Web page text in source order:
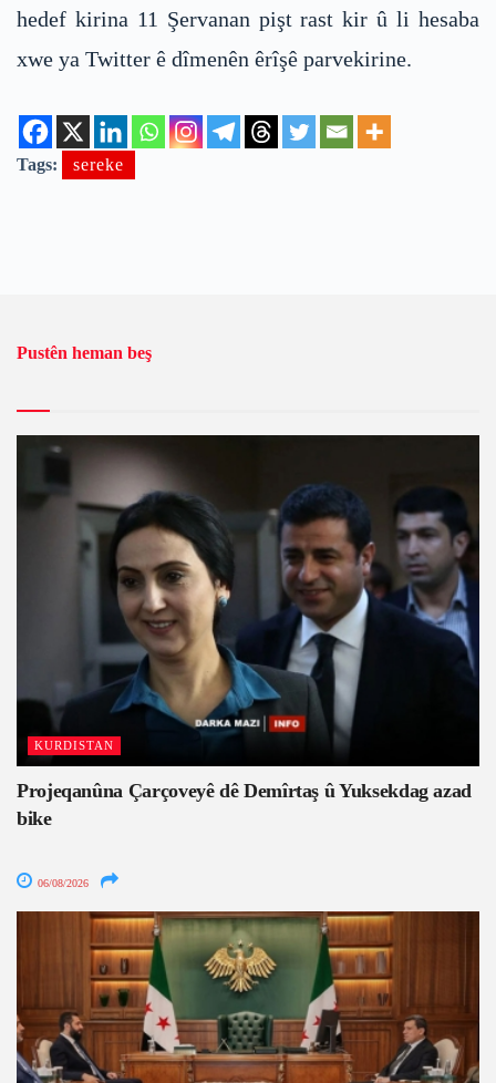
hedef kirina 11 Şervanan pişt rast kir û li hesaba
xwe ya Twitter ê dîmenên êrîşê parvekirine.
Tags: sereke
Pustên heman beş
KURDISTAN
Projeqanûna Çarçoveyê dê Demîrtaş û Yuksekdag azad
bike
06/08/2026